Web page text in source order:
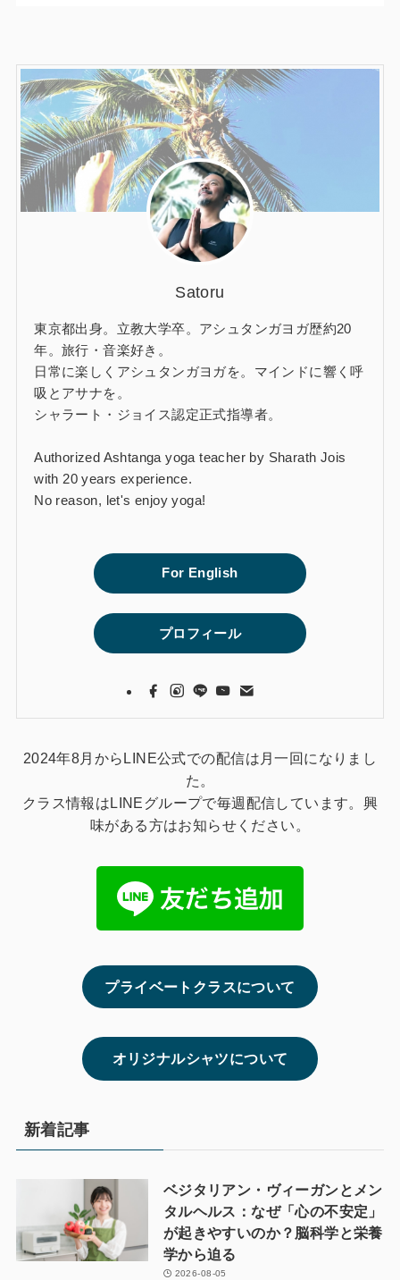
Satoru
東京都出身。立教大学卒。アシュタンガヨガ歴約20
年。旅行・音楽好き。
日常に楽しくアシュタンガヨガを。マインドに響く呼
吸とアサナを。
シャラート・ジョイス認定正式指導者。
Authorized Ashtanga yoga teacher by Sharath Jois
with 20 years experience.
No reason, let's enjoy yoga!
For English
プロフィール
2024年8月からLINE公式での配信は月一回になりまし
た。
クラス情報はLINEグループで毎週配信しています。興
味がある方はお知らせください。
プライベートクラスについて
オリジナルシャツについて
新着記事
ベジタリアン・ヴィーガンとメン
タルヘルス：なぜ「心の不安定」
が起きやすいのか？脳科学と栄養
学から迫る
2026-08-05